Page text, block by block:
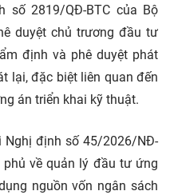
số 2819/QĐ-BTC của Bộ
duyệt chủ trương đầu tư
định và phê duyệt phát
lại, đặc biệt liên quan đến
án triển khai kỹ thuật.
Nghị định số 45/2026/NĐ-
về quản lý đầu tư ứng
nguồn vốn ngân sách